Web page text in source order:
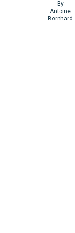
By
Antoine
Bernhard